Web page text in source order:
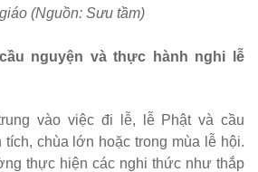
(Nguồn: Sưu tầm)
nguyện và thực hành nghi lễ
vào việc đi lễ, lễ Phật và cầu
tích, chùa lớn hoặc trong mùa lễ hội.
thực hiện các nghi thức như thắp